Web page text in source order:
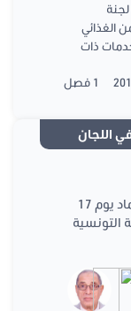
لجنة
الغذائي
ذات
1 فصل
اللجان
يتعلق باعتماد يوم 17
التونسية